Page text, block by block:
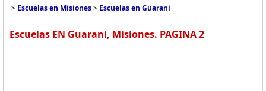
> Escuelas en Misiones> Escuelas en Guarani
Escuelas EN Guarani, Misiones. PAGINA 2